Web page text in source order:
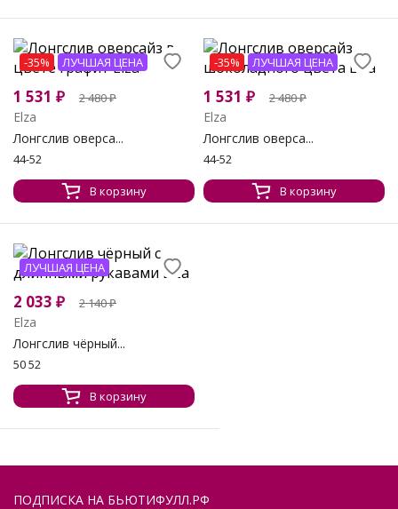
-35% ЛУЧШАЯ ЦЕНА
1 531 ₽ 2 480₽
Elza
Лонгслив оверса...
44-52
В корзину
-35% ЛУЧШАЯ ЦЕНА
1 531 ₽ 2 480₽
Elza
Лонгслив оверса...
44-52
В корзину
ЛУЧШАЯ ЦЕНА
2 033 ₽ 2 140₽
Elza
Лонгслив чёрный...
50 52
В корзину
ПОДПИСКА НА БЬЮТИФУЛЛ.РФ